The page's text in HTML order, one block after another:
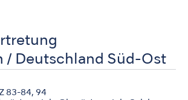
/ Deutschland Süd-Ost
83-84, 94